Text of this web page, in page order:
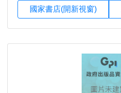
國家書店(開新視窗)